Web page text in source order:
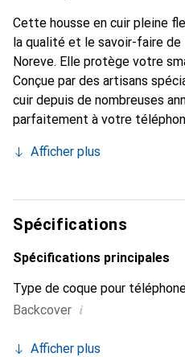
Cette housse en cuir pleine
la qualité et le savoir-faire
Noreve. Elle protège votre
Conçue par des artisans
cuir depuis de nombreuses
parfaitement à votre
devient l'accessoire chic et
produits de haute qualité, la
sûr pour une clientèle
Afficher plus
Spécifications
Spécifications principales
Type de coque pour
Backcover i
Afficher plus